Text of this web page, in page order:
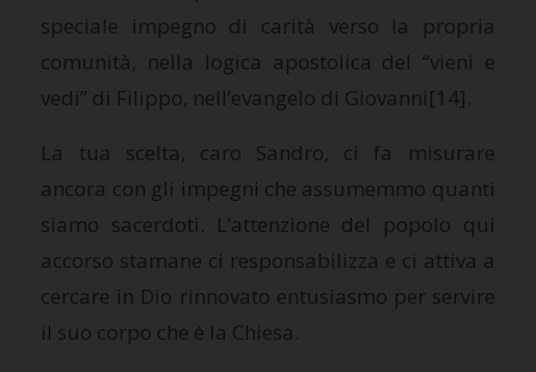
speciale impegno di carità verso la propria
comunità, nella logica apostolica del “vieni e
vedi” di Filippo, nell’evangelo di Giovanni[14].
La tua scelta, caro Sandro, ci fa misurare
ancora con gli impegni che assumemmo quanti
siamo sacerdoti. L’attenzione del popolo qui
accorso stamane ci responsabilizza e ci attiva a
cercare in Dio rinnovato entusiasmo per servire
il suo corpo che è la Chiesa.